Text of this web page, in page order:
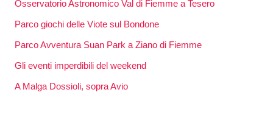
Osservatorio Astronomico Val di Fiemme a Tesero
Parco giochi delle Viote sul Bondone
Parco Avventura Suan Park a Ziano di Fiemme
Gli eventi imperdibili del weekend
A Malga Dossioli, sopra Avio